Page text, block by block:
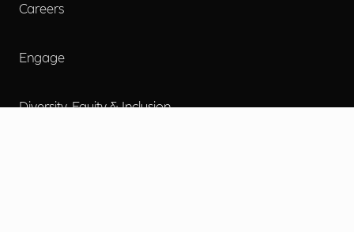
Careers
Engage
Diversity, Equity & Inclusion